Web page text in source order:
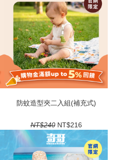
防蚊造型夾二入組(補充式)
NT$240 NT$216